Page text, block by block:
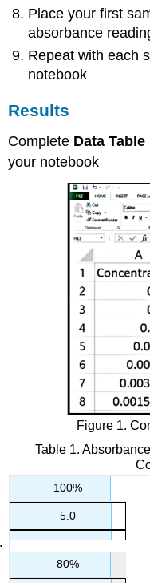
Place your first
absorbance
Repeat with each
notebook
Results
Complete Data Table
your notebook
Figure 1.
Table 1.
100%
5.0
80%